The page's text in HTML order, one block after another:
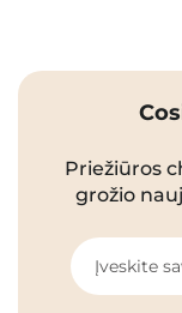
Priežiūros
grožio
Įveskite